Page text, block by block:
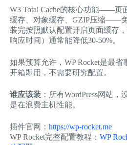
W3 Total Cache的核心功能——页
缓存、对象缓存、GZIP压缩——
装完按照默认配置开启页面缓存
响应时间）通常能降低30-50%。
如果预算允许，WP Rocket是最省
开箱即用，不需要研究配置。
谁应该装 ：所有WordPress网站
是在浪费主机性能。
插件官网： https://wp-rocket.me
WP Rocket完整配置教程： WP